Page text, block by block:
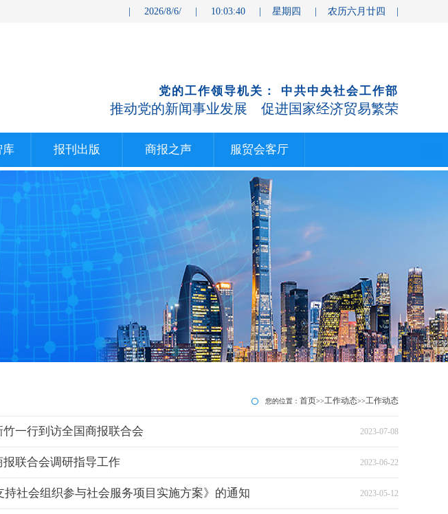
| 2026/8/6/ | 10:03:40 | 星期四 | 农历六月廿四 |
党的工作领导机关： 中共中央社会工作部
推动党的新闻事业发展 促进国家经济贸易繁荣
库 报刊出版 商报之声 服贸会客厅
您的位置： 首页>>工作动态>>工作动态
一行到访全国商报联合会 2023-07-08
联合会调研指导工作 2023-06-22
社会组织参与社会服务项目实施方案》的通知 2023-05-12